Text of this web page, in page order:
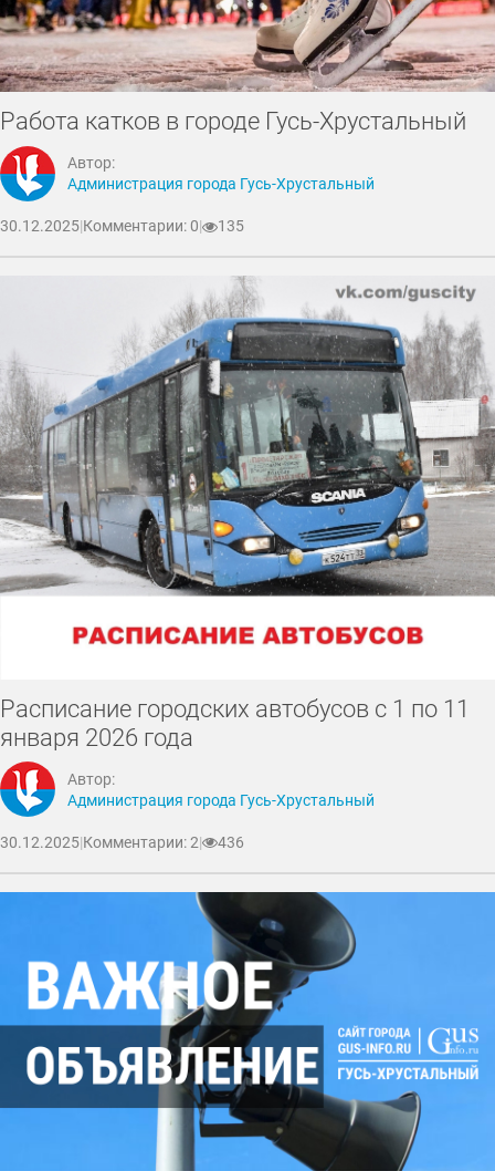
Работа катков в городе Гусь-Хрустальный
Автор:
Администрация города Гусь-Хрустальный
30.12.2025|Комментарии: 0| 135
Расписание городских автобусов с 1 по 11
января 2026 года
Автор:
Администрация города Гусь-Хрустальный
30.12.2025|Комментарии: 2| 436